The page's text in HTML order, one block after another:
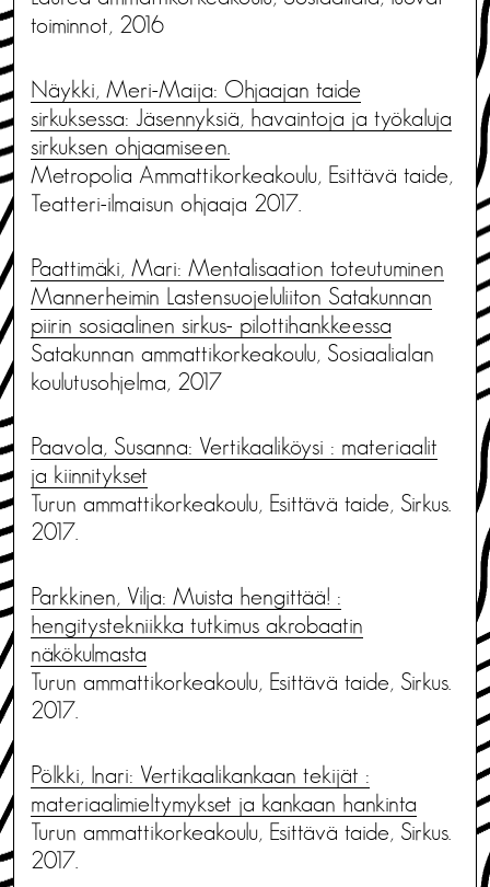
toiminnot, 2016
Näykki, Meri-Maija: Ohjaajan taide
sirkuksessa: Jäsennyksiä, havaintoja ja työkaluja
sirkuksen ohjaamiseen.
Metropolia Ammattikorkeakoulu, Esittävä taide,
Teatteri-ilmaisun ohjaaja 2017.
Paattimäki, Mari: Mentalisaation toteutuminen
Mannerheimin Lastensuojeluliiton Satakunnan
piirin sosiaalinen sirkus- pilottihankkeessa
Satakunnan ammattikorkeakoulu, Sosiaalialan
koulutusohjelma, 2017
Paavola, Susanna: Vertikaaliköysi : materiaalit
ja kiinnitykset
Turun ammattikorkeakoulu, Esittävä taide, Sirkus.
2017.
Parkkinen, Vilja: Muista hengittää! :
hengitystekniikka tutkimus akrobaatin
näkökulmasta
Turun ammattikorkeakoulu, Esittävä taide, Sirkus.
2017.
Pölkki, Inari: Vertikaalikankaan tekijät :
materiaalimieltymykset ja kankaan hankinta
Turun ammattikorkeakoulu, Esittävä taide, Sirkus.
2017.